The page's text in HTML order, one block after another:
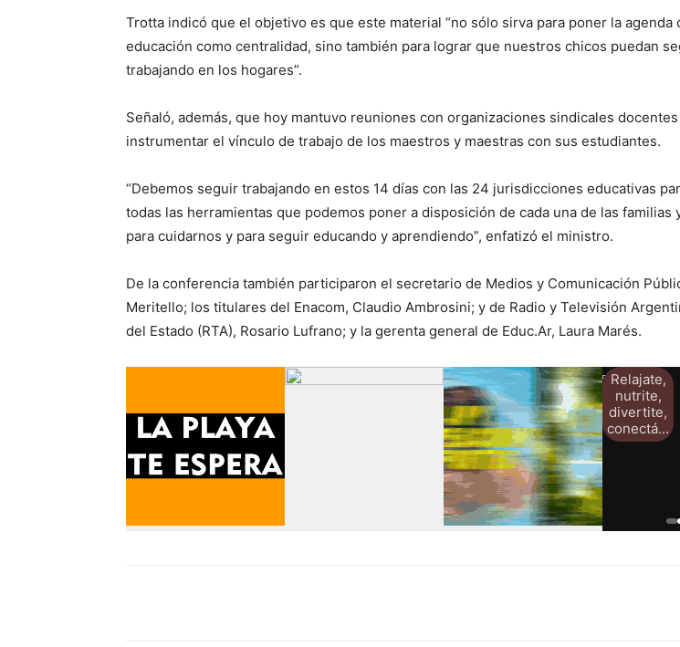
Trotta indicó que el objetivo es que este material “no sólo sirva para poner la agenda
educación como centralidad, sino también para lograr que nuestros chicos puedan
trabajando en los hogares”.
Señaló, además, que hoy mantuvo reuniones con organizaciones sindicales
instrumentar el vínculo de trabajo de los maestros y maestras con sus estudiantes.
“Debemos seguir trabajando en estos 14 días con las 24 jurisdicciones educativas
todas las herramientas que podemos poner a disposición de cada una de las familias
para cuidarnos y para seguir educando y aprendiendo”, enfatizó el ministro.
De la conferencia también participaron el secretario de Medios y Comunicación
Meritello; los titulares del Enacom, Claudio Ambrosini; y de Radio y Televisión
del Estado (RTA), Rosario Lufrano; y la gerenta general de Educ.Ar, Laura Marés.
Relajate,
nutrite,
divertite,
conectá...